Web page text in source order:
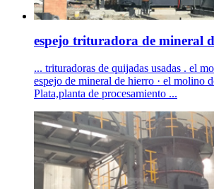
espejo trituradora de mineral
... trituradoras de quijadas usadas . el
espejo de mineral de hierro · el molino
Plata,planta de procesamiento ...